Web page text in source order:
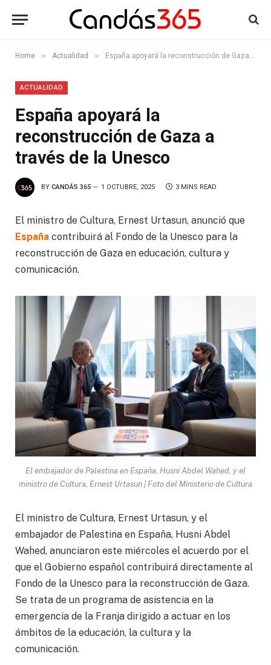
Home » Actualidad » España apoyará la reconstrucción de Gaza a través de la Unesco
ACTUALIDAD
España apoyará la
reconstrucción de Gaza a
través de la Unesco
BY CANDÁS 365 1 OCTUBRE, 2025 3 MINS READ
El ministro de Cultura, Ernest Urtasun, anunció que
España contribuirá al Fondo de la Unesco para la
reconstrucción de Gaza en educación, cultura y
comunicación.
El embajador de Palestina en España, Husni Abdel Wahed, y el
ministro de Cultura, Ernest Urtasun | Foto del Ministerio de Cultura
El ministro de Cultura, Ernest Urtasun, y el
embajador de Palestina en España, Husni Abdel
Wahed, anunciaron este miércoles el acuerdo por el
que el Gobierno español contribuirá directamente al
Fondo de la Unesco para la reconstrucción de Gaza.
Se trata de un programa de asistencia en la
emergencia de la Franja dirigido a actuar en los
ámbitos de la educación, la cultura y la
comunicación.